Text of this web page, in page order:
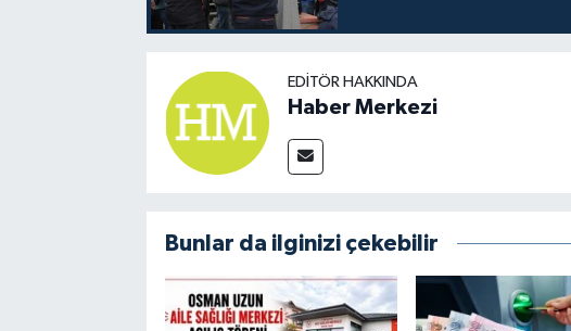
EDITÖR HAKKINDA
Haber Merkezi
Bunlar da ilginizi çekebilir